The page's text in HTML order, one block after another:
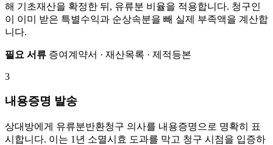
해 기초재산을 확정한 뒤, 유류분 비율을 적용합니다. 청구인
이 이미 받은 특별수익과 순상속분을 빼 실제 부족액을 계산합
니다.
필요 서류 증여계약서 · 재산목록 · 제적등본
3
내용증명 발송
상대방에게 유류분반환청구 의사를 내용증명으로 명확히 표
시합니다. 이는 1년 소멸시효 도과를 막고 청구 시점을 입증하